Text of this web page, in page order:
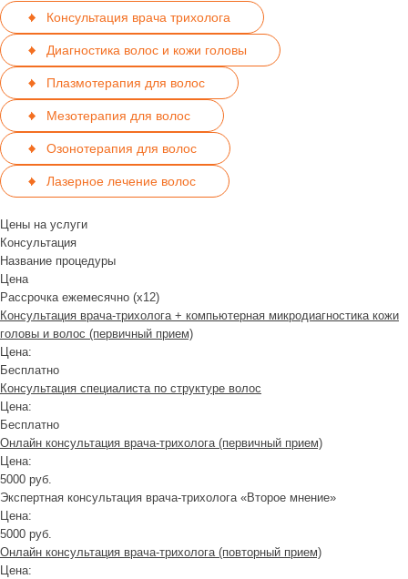
Консультация врача трихолога
Диагностика волос и кожи головы
Плазмотерапия для волос
Мезотерапия для волос
Озонотерапия для волос
Лазерное лечение волос
Цены на услуги
Консультация
Название процедуры
Цена
Рассрочка ежемесячно (x12)
Консультация врача-трихолога + компьютерная микродиагностика кожи
головы и волос (первичный прием)
Цена:
Бесплатно
Консультация специалиста по структуре волос
Цена:
Бесплатно
Онлайн консультация врача-трихолога (первичный прием)
Цена:
5000 руб.
Экспертная консультация врача-трихолога «Второе мнение»
Цена:
5000 руб.
Онлайн консультация врача-трихолога (повторный прием)
Цена: